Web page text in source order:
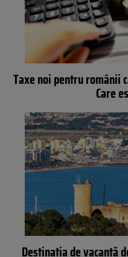
Taxe noi pentru românii
Care
Destinația de vacanță